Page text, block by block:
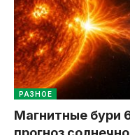
РАЗНОЕ
Магнитные бури